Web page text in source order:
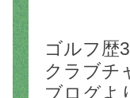
ゴルフ歴
クラブチ
ブログよ